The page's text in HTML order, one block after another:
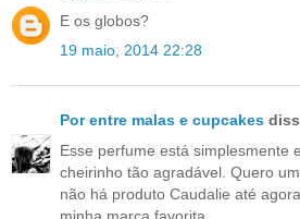
E os globos?
19 maio, 2014 22:28
Por entre malas e cupcakes
Esse perfume está simplesmente
cheirinho tão agradável. Quero
não há produto Caudalie até
minha marca favorita.